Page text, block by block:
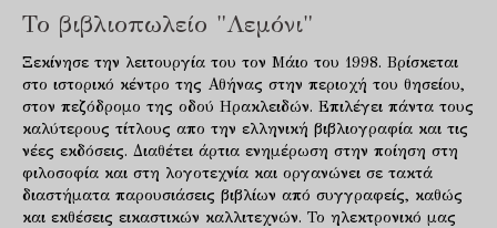
Το βιβλιοπωλείο "Λεμόνι"
Ξεκίνησε την λειτουργία του τον Μάιο του 1998. Βρίσκεται
στο ιστορικό κέντρο της Αθήνας στην περιοχή του θησείου,
στον πεζόδρομο της οδού Ηρακλειδών. Επιλέγει πάντα τους
καλύτερους τίτλους απο την ελληνική βιβλιογραφία και τις
νέες εκδόσεις. Διαθέτει άρτια ενημέρωση στην ποίηση στη
φιλοσοφία και στη λογοτεχνία και οργανώνει σε τακτά
διαστήματα παρουσιάσεις βιβλίων από συγγραφείς, καθώς
και εκθέσεις εικαστικών καλλιτεχνών. Το ηλεκτρονικό μας